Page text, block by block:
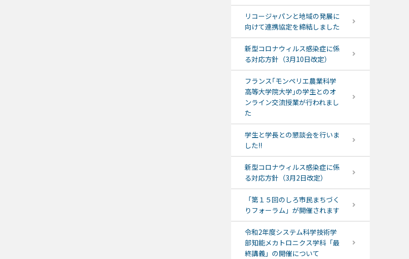
リコージャパンと地域の発展に
向けて連携協定を締結しました
新型コロナウィルス感染症に係
る対応方針（3月10日改定）
フランス｢モンペリエ農業科学
高等大学院大学｣の学生とのオ
ンライン交流授業が行われまし
た
学生と学長との懇談会を行いま
した!!
新型コロナウィルス感染症に係
る対応方針（3月2日改定）
「第１５回のしろ市民まちづく
りフォーラム」が開催されます
令和2年度システム科学技術学
部知能メカトロニクス学科「最
終講義」の開催について